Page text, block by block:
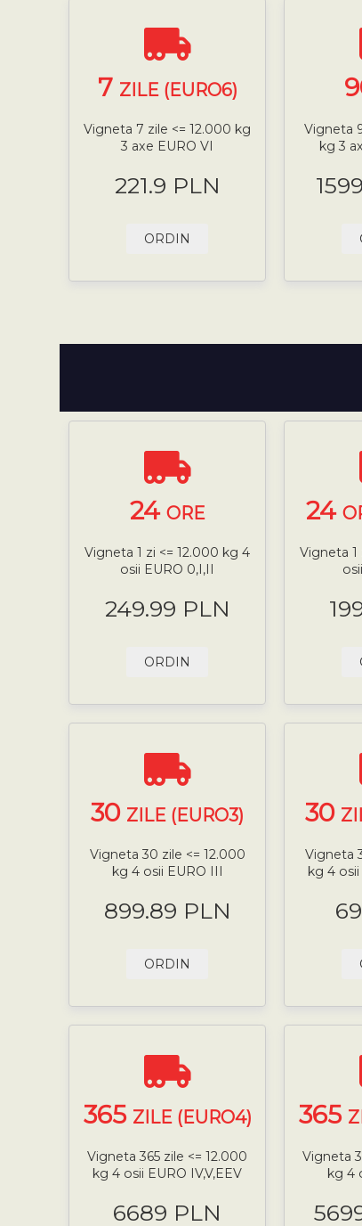
7 ZILE (EURO6)
Vigneta 7 zile <= 12.000 kg
3 axe EURO VI
221.9 PLN
ORDIN
Vigneta
kg 3
24 ORE
Vigneta 1 zi <= 12.000 kg 4
osii EURO 0,I,II
249.99 PLN
ORDIN
24
Vigneta 1
30 ZILE (EURO3)
Vigneta 30 zile <= 12.000
kg 4 osii EURO III
899.89 PLN
ORDIN
30
Vigneta
kg 4 osii
365 ZILE (EURO4)
Vigneta 365 zile <= 12.000
kg 4 osii EURO IV,V,EEV
6689 PLN
365
Vigneta
kg 4